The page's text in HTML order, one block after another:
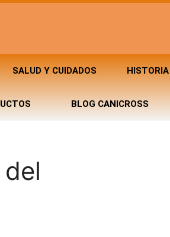
SALUD Y CUIDADOS
BLOG CANICROSS